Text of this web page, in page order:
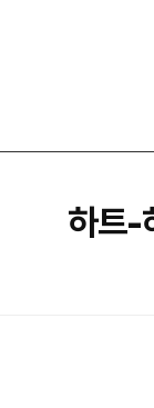
하트-